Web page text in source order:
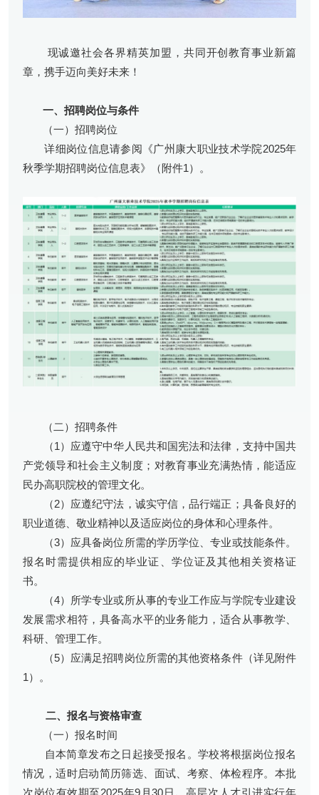
现诚邀社会各界精英加盟，共同开创教育事业新篇
章，携手迈向美好未来！
一、招聘岗位与条件
（一）招聘岗位
详细岗位信息请参阅《广州康大职业技术学院2025年
秋季学期招聘岗位信息表》（附件1）。
（二）招聘条件
（1）应遵守中华人民共和国宪法和法律，支持中国共
产党领导和社会主义制度；对教育事业充满热情，能适应
民办高职院校的管理文化。
（2）应遵纪守法，诚实守信，品行端正；具备良好的
职业道德、敬业精神以及适应岗位的身体和心理条件。
（3）应具备岗位所需的学历学位、专业或技能条件。
报名时需提供相应的毕业证、学位证及其他相关资格证
书。
（4）所学专业或所从事的专业工作应与学院专业建设
发展需求相符，具备高水平的业务能力，适合从事教学、
科研、管理工作。
（5）应满足招聘岗位所需的其他资格条件（详见附件
1）。
二、报名与资格审查
（一）报名时间
自本简章发布之日起接受报名。学校将根据岗位报名
情况，适时启动简历筛选、面试、考察、体检程序。本批